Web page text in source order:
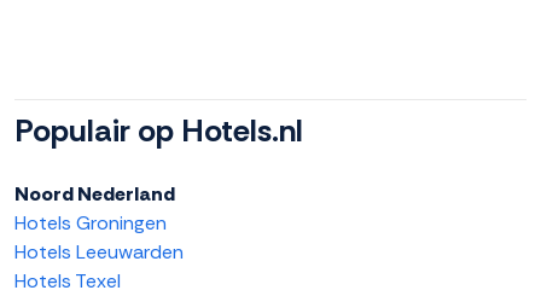
Populair op Hotels.nl
Noord Nederland
Hotels Groningen
Hotels Leeuwarden
Hotels Texel